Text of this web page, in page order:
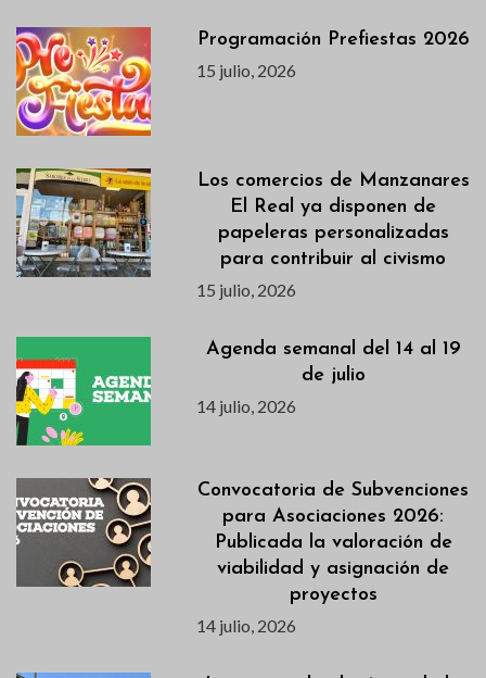
Programación Prefiestas 2026
15 julio, 2026
Los comercios de Manzanares
El Real ya disponen de
papeleras personalizadas
para contribuir al civismo
15 julio, 2026
Agenda semanal del 14 al 19
de julio
14 julio, 2026
Convocatoria de Subvenciones
para Asociaciones 2026:
Publicada la valoración de
viabilidad y asignación de
proyectos
14 julio, 2026